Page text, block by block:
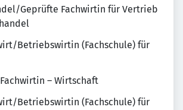
Geprüfte Fachwirtin für Vertrieb
Betriebswirtin (Fachschule) für
– Wirtschaft
Betriebswirtin (Fachschule) für